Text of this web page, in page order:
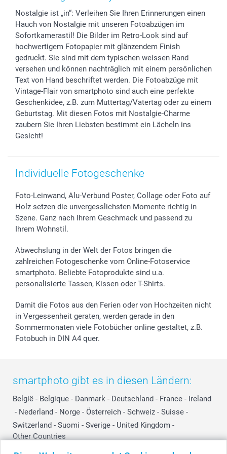
Foto-Kalender & Agenden
Sticker & Etiketten
Geschenk-Gutscheine (PDF)
Presse
Partnerprogramme
Investor Relations
B2B smartbusiness
Widerrufsrecht
Kommunion & Konfirmation
Hochzeit
Geburtstag
Geburt
Zu allen Anlässen
48h Lieferung
Zahlungsmöglichkeiten
Anmelden /Registrieren
Sitemap
Status der Bestellung
smartfriends
smartgarantie
smartbonus
Nostalgie ist „in“: Verleihen Sie Ihren Erinnerungen einen
Hauch von Nostalgie mit unseren Fotoabzügen im
Sofortkamerastil! Die Bilder im Retro-Look sind auf
hochwertigem Fotopapier mit glänzendem Finish
gedruckt. Sie sind mit dem typischen weissen Rand
versehen und können nachträglich mit einem persönlichen
Text von Hand beschriftet werden. Die Fotoabzüge mit
Vintage-Flair von smartphoto sind auch eine perfekte
Geschenkidee, z.B. zum Muttertag/Vatertag oder zu einem
Geburtstag. Mit diesen Fotos mit Nostalgie-Charme
zaubern Sie Ihren Liebsten bestimmt ein Lächeln ins
Gesicht!
Individuelle Fotogeschenke
Foto-Leinwand, Alu-Verbund Poster, Collage oder Foto auf
Holz setzen die unvergesslichsten Momente richtig in
Szene. Ganz nach Ihrem Geschmack und passend zu
Ihrem Wohnstil.
Abwechslung in der Welt der Fotos bringen die
zahlreichen Fotogeschenke vom Online-Fotoservice
smartphoto. Beliebte Fotoprodukte sind u.a.
personalisierte Tassen, Kissen oder T-Shirts.
Damit die Fotos aus den Ferien oder von Hochzeiten nicht
in Vergessenheit geraten, werden gerade in den
Sommermonaten viele Fotobücher online gestaltet, z.B.
Fotobuch in DIN A4 quer.
smartphoto gibt es in diesen Ländern:
België - Belgique - Danmark - Deutschland - France - Ireland
- Nederland - Norge - Österreich - Schweiz - Suisse -
Switzerland - Suomi - Sverige - United Kingdom -
Other Countries